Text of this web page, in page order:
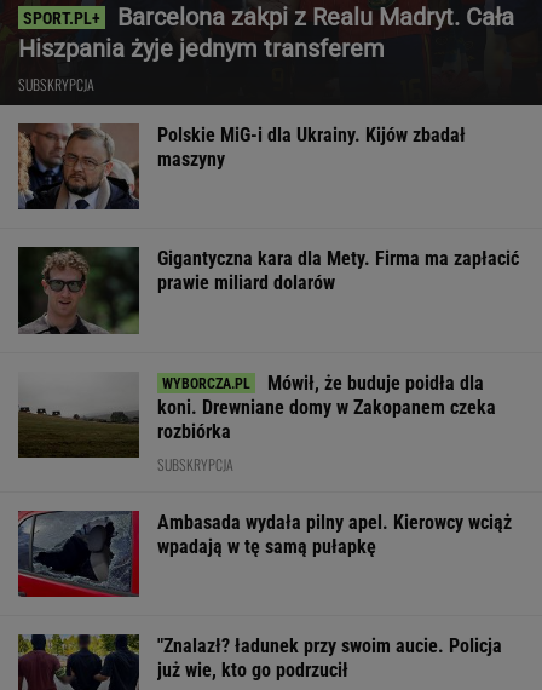
Barcelona zakpi z Realu Madryt. Cała
Hiszpania żyje jednym transferem
SUBSKRYPCJA
Polskie MiG-i dla Ukrainy. Kijów zbadał
maszyny
Gigantyczna kara dla Mety. Firma ma zapłacić
prawie miliard dolarów
Mówił, że buduje poidła dla
koni. Drewniane domy w Zakopanem czeka
rozbiórka
SUBSKRYPCJA
Ambasada wydała pilny apel. Kierowcy wciąż
wpadają w tę samą pułapkę
"Znalazł? ładunek przy swoim aucie. Policja
już wie, kto go podrzucił